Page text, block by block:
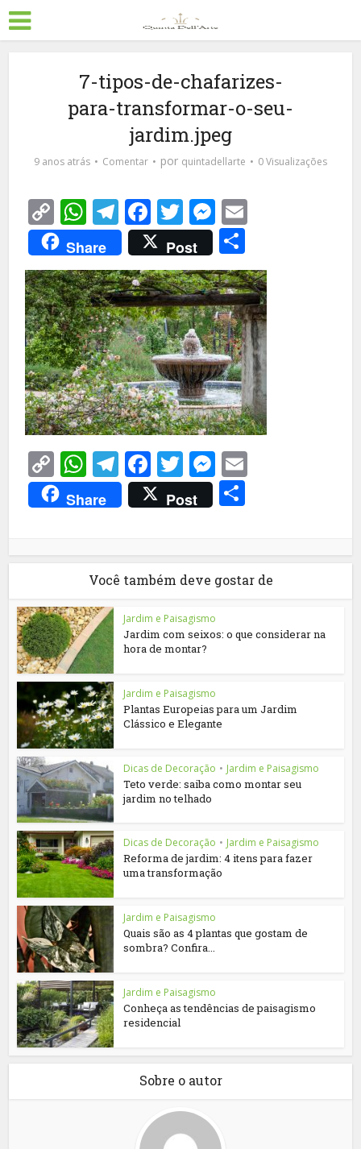
7-tipos-de-chafarizes-
para-transformar-o-seu-
jardim.jpeg
9 anos atrás Comentar por quintadellarte 0 Visualizações
Copy
Link
WhatsApp
Telegram
Facebook
TwitterMessenger
Share Post
Copy
Link
WhatsApp
Telegram
Facebook
TwitterMessenger
Share Post
Você também deve gostar de
Jardim e Paisagismo
Jardim com seixos: o que considerar na
hora de montar?
Jardim e Paisagismo
Plantas Europeias para um Jardim
Clássico e Elegante
Dicas de Decoração • Jardim e Paisagismo
Teto verde: saiba como montar seu
jardim no telhado
Dicas de Decoração • Jardim e Paisagismo
Reforma de jardim: 4 itens para fazer
uma transformação
Jardim e Paisagismo
Quais são as 4 plantas que gostam de
sombra? Confira...
Jardim e Paisagismo
Conheça as tendências de paisagismo
residencial
Sobre o autor